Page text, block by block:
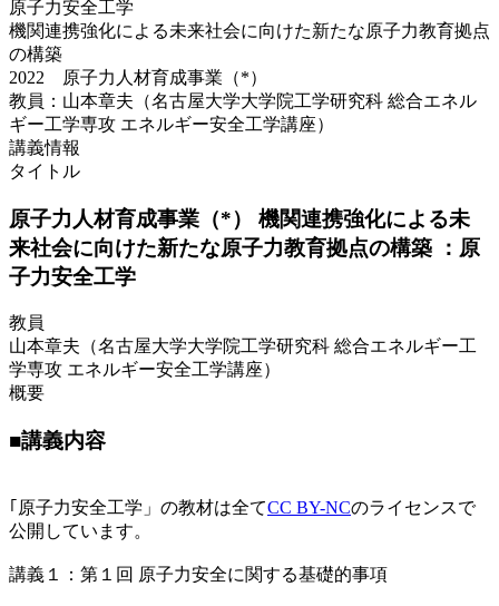
原子力安全工学
機関連携強化による未来社会に向けた新たな原子力教育拠点
の構築
2022 原子力人材育成事業（*）
教員：山本章夫（名古屋大学大学院工学研究科 総合エネル
ギー工学専攻 エネルギー安全工学講座）
講義情報
タイトル
原子力人材育成事業（*） 機関連携強化による未
来社会に向けた新たな原子力教育拠点の構築 ：原
子力安全工学
教員
山本章夫（名古屋大学大学院工学研究科 総合エネルギー工
学専攻 エネルギー安全工学講座）
概要
■講義内容
｢原子力安全工学」の教材は全てCC BY-NCのライセンスで
公開しています。
講義１：第１回 原子力安全に関する基礎的事項